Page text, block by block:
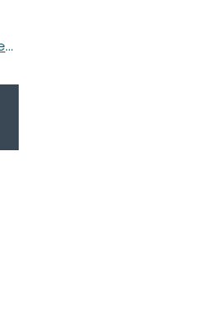
Činnosti se zvířaty v předškolním vzdělávání